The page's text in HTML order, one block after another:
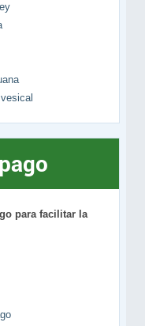
para facilitar la